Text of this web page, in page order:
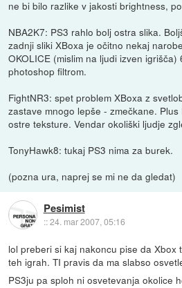
ne bi bilo razlike v jakosti brightness,
NBA2K7: PS3 rahlo bolj ostra slika.
zadnji sliki XBoxa je očitno nekaj
OKOLICE (mislim na ljudi izven
photoshop filtrom.
FightNR3: spet problem XBoxa z
zastave mnogo lepše - zmečkane.
ostre teksture. Vendar okoliški ljudje
TonyHawk8: tukaj PS3 nima za burek.
(pozna ura, naprej se mi ne da gledat)
Pesimist
::24. mar 2007, 05:16
lol preberi si kaj nakoncu pise da Xbox
teh igrah. TI pravis da ma slabso
PS3ju pa sploh ni osvetevanja okolice